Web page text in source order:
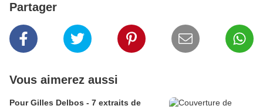
Partager
Vous aimerez aussi
Pour Gilles Delbos - 7 extraits de